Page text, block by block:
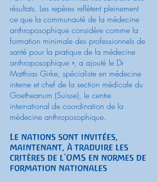
résultats. Les repères reflètent pleinement
ce que la communauté de la médecine
anthroposophique considère comme la
formation minimale des professionnels de
santé pour la pratique de la médecine
anthroposophique », a ajouté le Dr
Matthias Girke, spécialiste en médecine
interne et chef de la section médicale du
Goetheanum (Suisse), le centre
international de coordination de la
médecine anthroposophique.
Le nations sont invitées,
maintenant, à traduire les
critères de l’OMS en normes de
formation nationales